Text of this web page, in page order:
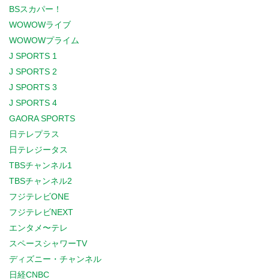
BSスカパー！
WOWOWライブ
WOWOWプライム
J SPORTS 1
J SPORTS 2
J SPORTS 3
J SPORTS 4
GAORA SPORTS
日テレプラス
日テレジータス
TBSチャンネル1
TBSチャンネル2
フジテレビONE
フジテレビNEXT
エンタメ〜テレ
スペースシャワーTV
ディズニー・チャンネル
日経CNBC